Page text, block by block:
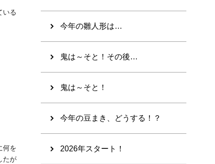
いる
何を
たが
今年の雛人形は…
鬼は～そと！その後…
鬼は～そと！
今年の豆まき、どうする！？
2026年スタート！